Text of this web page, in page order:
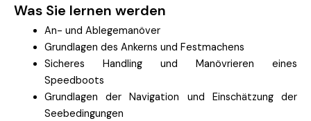
Was Sie lernen werden
An- und Ablegemanöver
Grundlagen des Ankerns und Festmachens
Sicheres Handling und Manövrieren eines
Speedboots
Grundlagen der Navigation und Einschätzung der
Seebedingungen